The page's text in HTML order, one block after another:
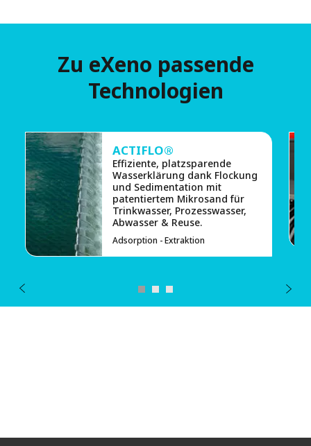
Zu eXeno passende
Technologien
ACTIFLO®
Effiziente, platzsparende
Wasserklärung dank Flockung
und Sedimentation mit
patentiertem Mikrosand für
Trinkwasser, Prozesswasser,
Abwasser & Reuse.
Adsorption - Extraktion